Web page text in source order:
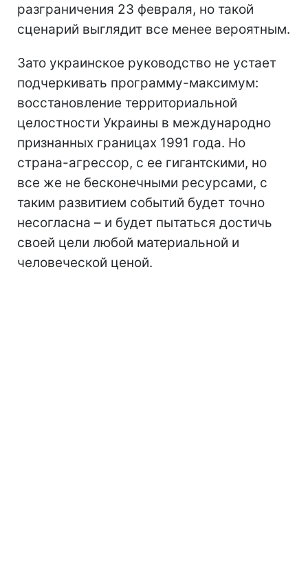
разграничения 23 февраля, но такой
сценарий выглядит все менее вероятным.
Зато украинское руководство не устает
подчеркивать программу-максимум:
восстановление территориальной
целостности Украины в международно
признанных границах 1991 года. Но
страна-агрессор, с ее гигантскими, но
все же не бесконечными ресурсами, с
таким развитием событий будет точно
несогласна – и будет пытаться достичь
своей цели любой материальной и
человеческой ценой.